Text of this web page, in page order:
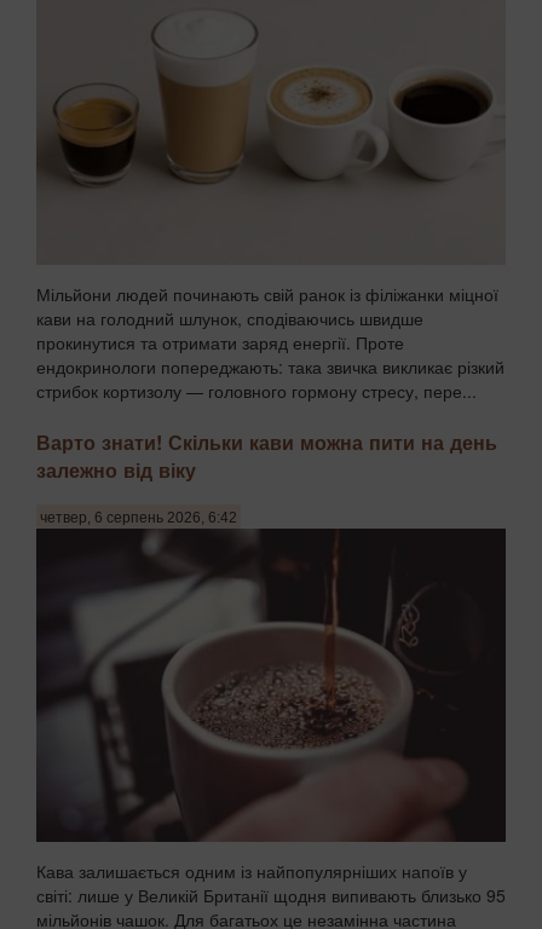
Мільйони людей починають свій ранок із філіжанки міцної
кави на голодний шлунок, сподіваючись швидше
прокинутися та отримати заряд енергії. Проте
ендокринологи попереджають: така звичка викликає різкий
стрибок кортизолу — головного гормону стресу, пере...
Варто знати! Скільки кави можна пити на день
залежно від віку
четвер, 6 серпень 2026, 6:42
Кава залишається одним із найпопулярніших напоїв у
світі: лише у Великій Британії щодня випивають близько 95
мільйонів чашок. Для багатьох це незамінна частина